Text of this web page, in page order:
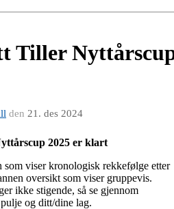
Tiller
den 21. des 2024
2025 er klart
som viser kronologisk rekkefølge etter
oversikt som viser gruppevis.
ikke stigende, så se gjennom
og ditt/dine lag.